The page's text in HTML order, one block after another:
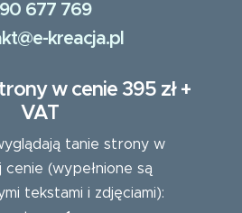
677 769
kreacja.pl
w cenie 395 zł +
VAT
tanie strony w
cenie (wypełnione są
tekstami i zdjęciami):